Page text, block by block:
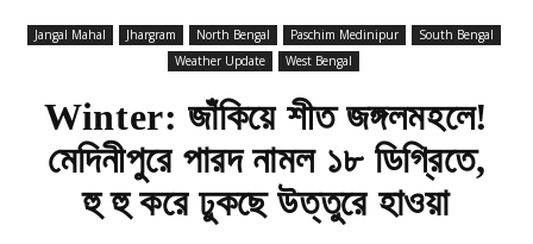
Jangal Mahal Jhargram North Bengal Paschim Medinipur
South Bengal
Weather Update
West Bengal
Winter: জাঁকিয়ে শীত জঙ্গলমহলে!
মেদিনীপুরে পারদ নামল ১৮ ডিগ্রিতে,
হু হু করে ঢুকছে উত্তুরে হাওয়া